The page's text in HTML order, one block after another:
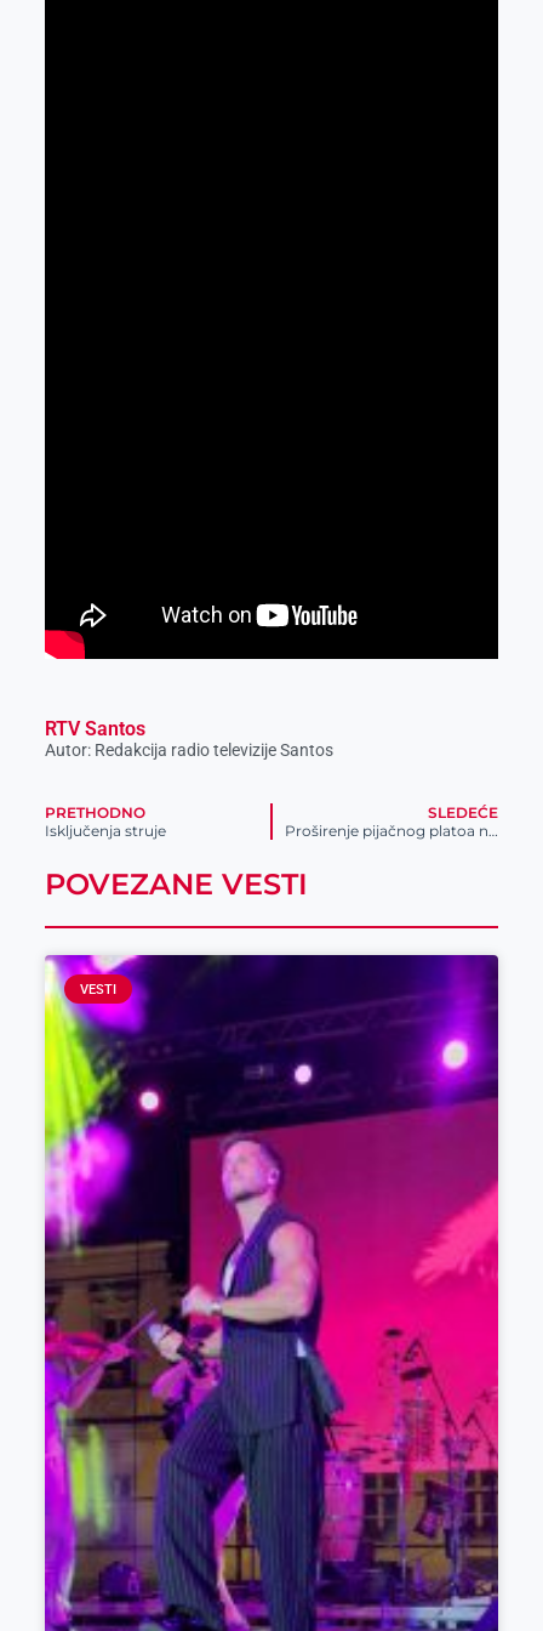
RTV Santos
Autor: Redakcija radio televizije Santos
PRETHODNO
Isključenja struje
SLEDEĆE
Proširenje pijačnog platoa na zadovoljstvo trgovaca i potrošača
POVEZANE VESTI
VESTI